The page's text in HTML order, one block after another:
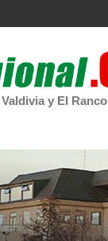
y El Ranco